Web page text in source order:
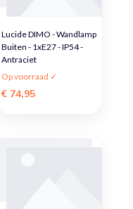
Lucide DIMO - Wandlamp
Buiten - 1xE27 - IP54 -
Antraciet
Op voorraad ✓
€ 74,95